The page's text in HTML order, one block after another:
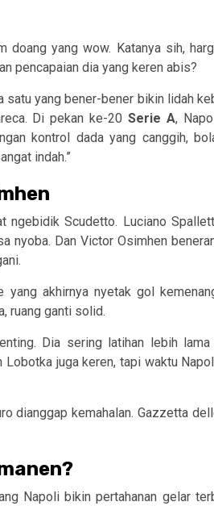
yang wow. Katanya sih,
pencapaian dia yang keren abis?
yang bener-bener bikin lidah
Di pekan ke-20 Serie A,
kontrol dada yang canggih,
indah.”
ngebidik Scudetto. Luciano
nyoba. Dan Victor Osimhen
yang akhirnya nyetak gol
ruang ganti solid.
Dia sering latihan lebih lama
juga keren, tapi waktu
dianggap kemahalan. Gazzetta
Napoli bikin pertahanan gelar